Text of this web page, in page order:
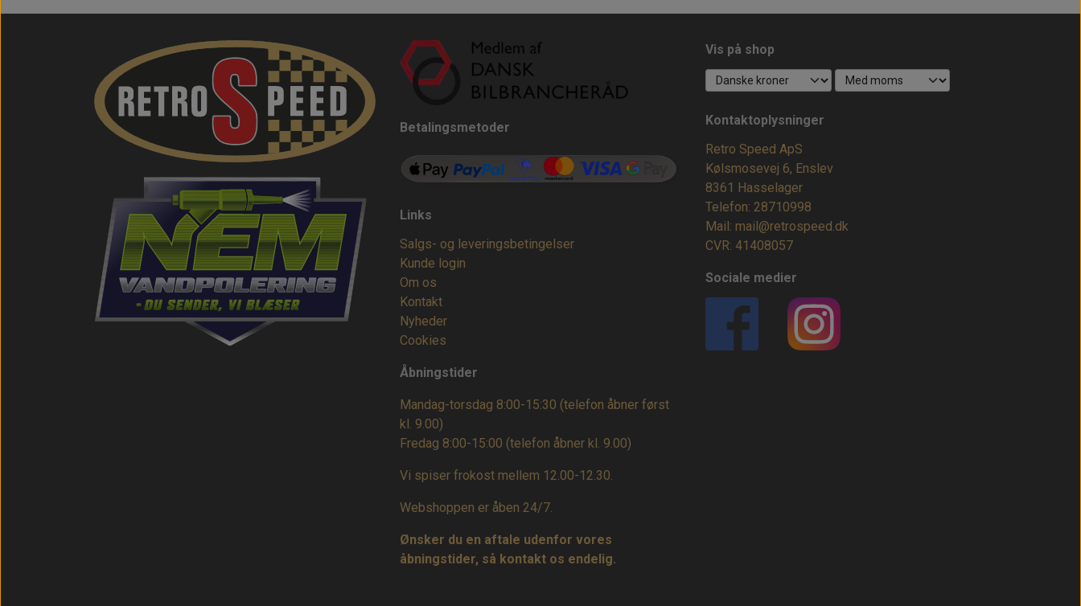
Betalingsmetoder
Links
Salgs- og leveringsbetingelser
Kunde login
Om os
Kontakt
Nyheder
Cookies
Åbningstider
Mandag-torsdag 8:00-15:30 (telefon åbner først
kl. 9.00)
Fredag 8:00-15:00 (telefon åbner kl. 9.00)
Vi spiser frokost mellem 12.00-12.30.
Webshoppen er åben 24/7.
Ønsker du en aftale udenfor vores
åbningstider, så kontakt os endelig.
Vis på shop
Kontaktoplysninger
Retro Speed ApS
Kølsmosevej 6, Enslev
8361 Hasselager
Telefon: 28710998
Mail: mail@retrospeed.dk
CVR: 41408057
Sociale medier